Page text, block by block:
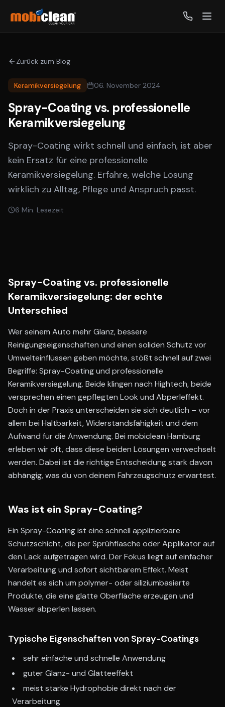
Zurück zum Blog
Keramikversiegelung 06. November 2024
Spray-Coating vs. professionelle
Keramikversiegelung
Spray-Coating wirkt schnell und einfach, ist aber
kein Ersatz für eine professionelle
Keramikversiegelung. Erfahre, welche Lösung
wirklich zu Alltag, Pflege und Anspruch passt.
6 Min. Lesezeit
Spray-Coating vs. professionelle
Keramikversiegelung: der echte
Unterschied
Wer seinem Auto mehr Glanz, bessere
Reinigungseigenschaften und einen soliden Schutz vor
Umwelteinflüssen geben möchte, stößt schnell auf zwei
Begriffe: Spray-Coating und professionelle
Keramikversiegelung. Beide klingen nach Hightech, beide
versprechen einen gepflegten Look und Abperleffekt.
Doch in der Praxis unterscheiden sie sich deutlich – vor
allem bei Haltbarkeit, Widerstandsfähigkeit und dem
Aufwand für die Anwendung. Bei mobiclean Hamburg
erleben wir oft, dass diese beiden Lösungen verwechselt
werden. Dabei ist die richtige Entscheidung stark davon
abhängig, was du von deinem Fahrzeugschutz erwartest.
Was ist ein Spray-Coating?
Ein Spray-Coating ist eine schnell applizierbare
Schutzschicht, die per Sprühflasche oder Applikator auf
den Lack aufgetragen wird. Der Fokus liegt auf einfacher
Verarbeitung und sofort sichtbarem Effekt. Meist
handelt es sich um polymer- oder siliziumbasierte
Produkte, die eine glatte Oberfläche erzeugen und
Wasser abperlen lassen.
Typische Eigenschaften von Spray-Coatings
sehr einfache und schnelle Anwendung
guter Glanz- und Glätteeffekt
meist starke Hydrophobie direkt nach der
Verarbeitung